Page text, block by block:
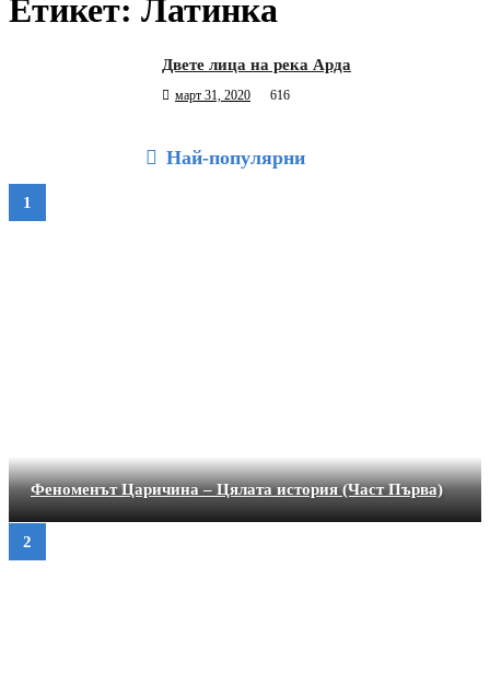
Етикет: Латинка
Двете лица на река Арда
март 31, 2020 616
Най-популярни
Феноменът Царичина – Цялата история (Част Първа)